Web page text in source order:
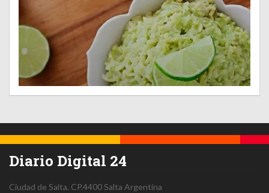
Diario Digital 24
Ciudad de Salta. CP.4400Salta Argentina